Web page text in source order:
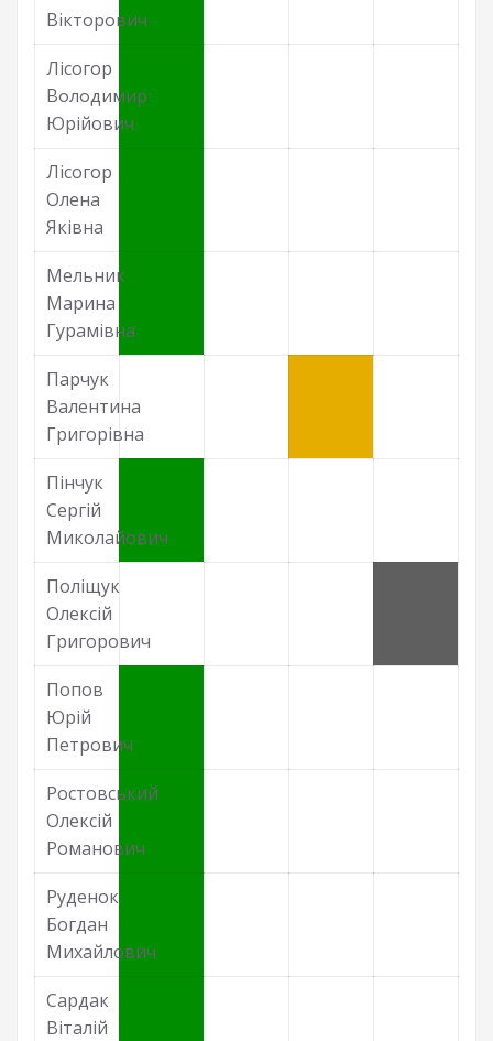
Вікторович
Лісогор
Володимир
Юрійович
Лісогор
Олена
Яківна
Мельник
Марина
Гурамівна
Парчук
Валентина
Григорівна
Пінчук
Сергій
Миколайович
Поліщук
Олексій
Григорович
Попов
Юрій
Петрович
Ростовський
Олексій
Романович
Руденок
Богдан
Михайлович
Сардак
Віталій